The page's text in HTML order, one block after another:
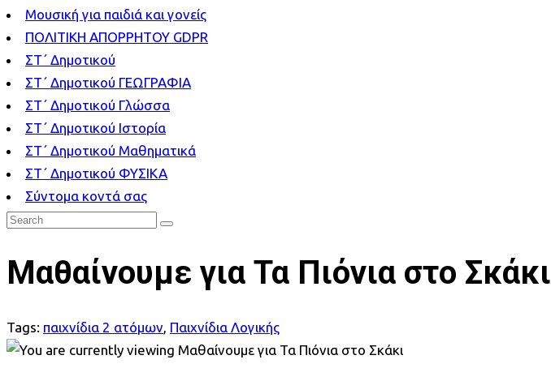
Μουσική για παιδιά και γονείς
ΠΟΛΙΤΙΚΗ ΑΠΟΡΡΗΤΟΥ GDPR
ΣΤ΄ Δημοτικού
ΣΤ΄ Δημοτικού ΓΕΩΓΡΑΦΙΑ
ΣΤ΄ Δημοτικού Γλώσσα
ΣΤ΄ Δημοτικού Ιστορία
ΣΤ΄ Δημοτικού Μαθηματικά
ΣΤ΄ Δημοτικού ΦΥΣΙΚΑ
Σύντομα κοντά σας
Μαθαίνουμε για Τα Πιόνια στο Σκάκι
Tags: παιχνίδια 2 ατόμων, Παιχνίδια Λογικής